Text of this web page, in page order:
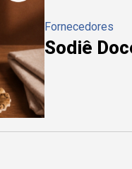
Fornecedores
Sodiê